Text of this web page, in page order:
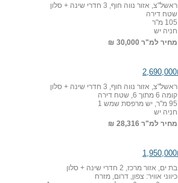
ראשל"צ, אזור נווה חוף, 3 חדרי שינה + סלון
שטח דירה
105 מ"ר
חניה יש
מחיר למ"ר 30,000 ₪
ראשל"צ, אזור נווה חוף, 3 חדרי שינה + סלון
קומה 6 מתוך 6, שטח דירה
95 מ"ר, יש מרפסת שמש 1
חניה יש
מחיר למ"ר 28,316 ₪
בת ים, אזור מרכז, 2 חדרי שינה + סלון
כיווני אוויר: צפון, דרום, מזרח